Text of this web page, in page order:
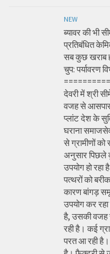
NEW
ब्यावर की भी
प्रतिबंधित
सब कुछ खराब
चुप: पर्यावरण
देवरी में श्री
वजह से आसपास
प्लांट देश के
घराना
से ग्रामीणों को
अनुसार पिछले
उपयोग हो
पत्थरों को
कारण बांगड़
उपयोग कर
है, उसकी वजह
रही है। कई
परत आ रही है।